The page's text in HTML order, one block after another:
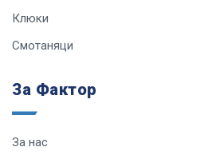
Клюки
Смотаняци
За Фактор
За нас